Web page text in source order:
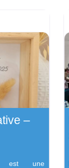
–
est une